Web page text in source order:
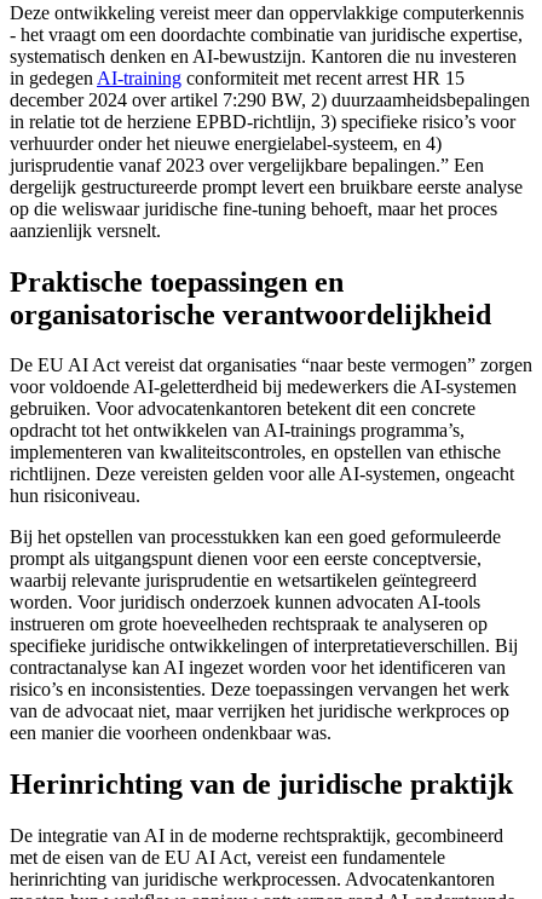
Deze ontwikkeling vereist meer dan oppervlakkige computerkennis
- het vraagt om een doordachte combinatie van juridische expertise,
systematisch denken en AI-bewustzijn. Kantoren die nu investeren
in gedegen AI-training conformiteit met recent arrest HR 15
december 2024 over artikel 7:290 BW, 2) duurzaamheidsbepalingen
in relatie tot de herziene EPBD-richtlijn, 3) specifieke risico’s voor
verhuurder onder het nieuwe energielabel-systeem, en 4)
jurisprudentie vanaf 2023 over vergelijkbare bepalingen.” Een
dergelijk gestructureerde prompt levert een bruikbare eerste analyse
op die weliswaar juridische fine-tuning behoeft, maar het proces
aanzienlijk versnelt.
Praktische toepassingen en
organisatorische verantwoordelijkheid
De EU AI Act vereist dat organisaties “naar beste vermogen” zorgen
voor voldoende AI-geletterdheid bij medewerkers die AI-systemen
gebruiken. Voor advocatenkantoren betekent dit een concrete
opdracht tot het ontwikkelen van AI-trainings programma’s,
implementeren van kwaliteitscontroles, en opstellen van ethische
richtlijnen. Deze vereisten gelden voor alle AI-systemen, ongeacht
hun risiconiveau.
Bij het opstellen van processtukken kan een goed geformuleerde
prompt als uitgangspunt dienen voor een eerste conceptversie,
waarbij relevante jurisprudentie en wetsartikelen geïntegreerd
worden. Voor juridisch onderzoek kunnen advocaten AI-tools
instrueren om grote hoeveelheden rechtspraak te analyseren op
specifieke juridische ontwikkelingen of interpretatieverschillen. Bij
contractanalyse kan AI ingezet worden voor het identificeren van
risico’s en inconsistenties. Deze toepassingen vervangen het werk
van de advocaat niet, maar verrijken het juridische werkproces op
een manier die voorheen ondenkbaar was.
Herinrichting van de juridische praktijk
De integratie van AI in de moderne rechtspraktijk, gecombineerd
met de eisen van de EU AI Act, vereist een fundamentele
herinrichting van juridische werkprocessen. Advocatenkantoren